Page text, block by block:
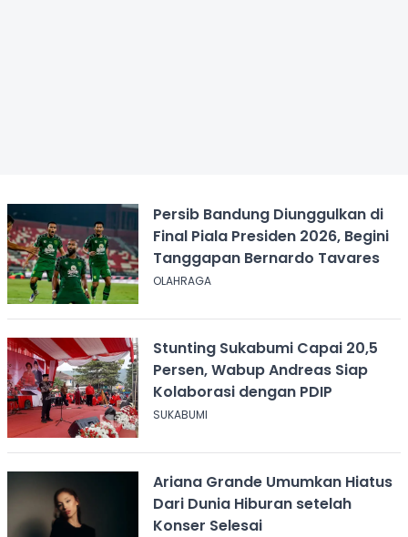
Persib Bandung Diunggulkan di
Final Piala Presiden 2026, Begini
Tanggapan Bernardo Tavares
OLAHRAGA
Stunting Sukabumi Capai 20,5
Persen, Wabup Andreas Siap
Kolaborasi dengan PDIP
SUKABUMI
Ariana Grande Umumkan Hiatus
Dari Dunia Hiburan setelah
Konser Selesai